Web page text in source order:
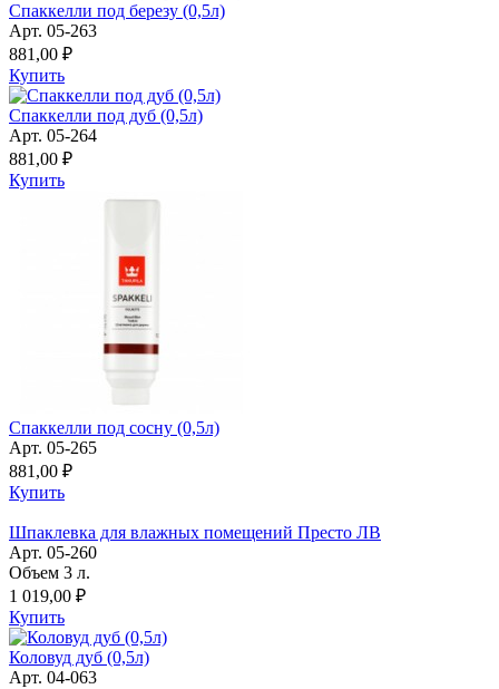
Спаккелли под березу (0,5л)
Арт. 05-263
881,00 ₽
Купить
Спаккелли под дуб (0,5л)
Арт. 05-264
881,00 ₽
Купить
Спаккелли под сосну (0,5л)
Арт. 05-265
881,00 ₽
Купить
Шпаклевка для влажных помещений Престо ЛВ
Арт. 05-260
Объем 3 л.
1 019,00 ₽
Купить
Коловуд дуб (0,5л)
Арт. 04-063